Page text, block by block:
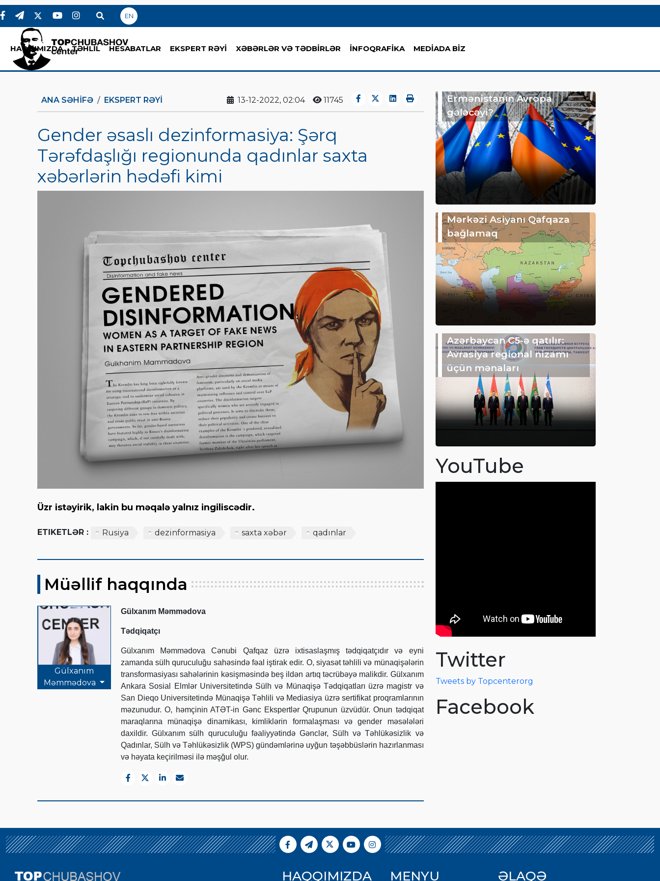
EN
HAQQIMIZDA TƏHLİL HESABATLAR EKSPERT RƏYİ XƏBƏRLƏR VƏ TƏDBİRLƏR İNFOQRAFİKA MEDİADA BİZ
ANA SƏHIFƏ EKSPERT RƏYI 13-12-2022, 02:04 11745
Gender əsaslı dezinformasiya: Şərq
Tərəfdaşlığı regionunda qadınlar saxta
xəbərlərin hədəfi kimi
Üzr istəyirik, lakin bu məqalə yalnız ingiliscədir.
ETIKETLƏR : Rusiya dezinformasiya saxta xəbər qadınlar
Müəllif haqqında
Gülxanım
Məmmədova
Gülxanım Məmmədova
Tədqiqatçı
Gülxanım Məmmədova Cənubi Qafqaz üzrə ixtisaslaşmış tədqiqatçıdır və eyni
zamanda sülh quruculuğu sahəsində fəal iştirak edir. O, siyasət təhlili və münaqişələrin
transformasiyası sahələrinin kəsişməsində beş ildən artıq təcrübəyə malikdir. Gülxanım
Ankara Sosial Elmlər Universitetində Sülh və Münaqişə Tədqiqatları üzrə magistr və
San Dieqo Universitetində Münaqişə Təhlili və Mediasiya üzrə sertifikat proqramlarının
məzunudur. O, həmçinin ATƏT-in Gənc Ekspertlər Qrupunun üzvüdür. Onun tədqiqat
maraqlarına münaqişə dinamikası, kimliklərin formalaşması və gender məsələləri
daxildir. Gülxanım sülh quruculuğu fəaliyyətində Gənclər, Sülh və Təhlükəsizlik və
Qadınlar, Sülh və Təhlükəsizlik (WPS) gündəmlərinə uyğun təşəbbüslərin hazırlanması
və həyata keçirilməsi ilə məşğul olur.
Ermənistanın Avropa
gələcəyi?
Mərkəzi Asiyanı Qafqaza
bağlamaq
Azərbaycan C5-ə qatılır:
Avrasiya regional nizamı
üçün mənaları
YouTube
Twitter
Tweets by Topcenterorg
Facebook
HAQQIMIZDA MENYU ƏLAQƏ